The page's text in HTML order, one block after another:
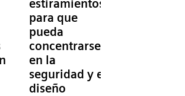
estiramientos,
para que
pueda
concentrarse
en la
seguridad y el
diseño